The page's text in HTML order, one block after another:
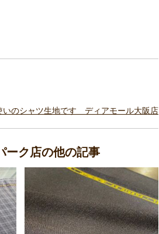
いのシャツ生地です ディアモール大阪店
ーク店の他の記事